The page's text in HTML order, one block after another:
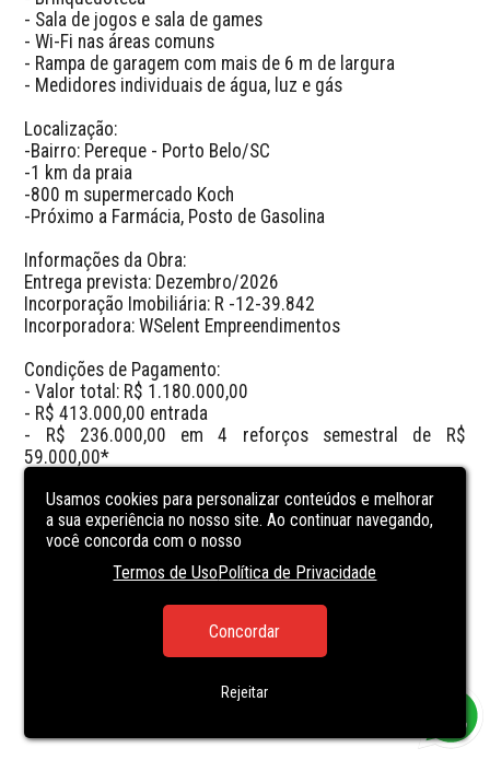
- Sala de jogos e sala de games
- Wi-Fi nas áreas comuns
- Rampa de garagem com mais de 6 m de largura
- Medidores individuais de água, luz e gás
Localização:
-Bairro: Pereque - Porto Belo/SC
-1 km da praia
-800 m supermercado Koch
-Próximo a Farmácia, Posto de Gasolina
Informações da Obra:
Entrega prevista: Dezembro/2026
Incorporação Imobiliária: R -12-39.842
Incorporadora: WSelent Empreendimentos
Condições de Pagamento:
- Valor total: R$ 1.180.000,00
- R$ 413.000,00 entrada
- R$ 236.000,00 em 4 reforços semestral de R$
59.000,00*
- R$ 531.000,00 em 48 parcelas mensais de R$
11.062,50*
*Corregidos pelo CUB
CARACTERÍSTICASDA UNIDADE
Usamos cookies para personalizar conteúdos e melhorar
a sua experiência no nosso site. Ao continuar navegando,
você concorda com o nosso
Termos de UsoPolítica de Privacidade
Concordar
Rejeitar